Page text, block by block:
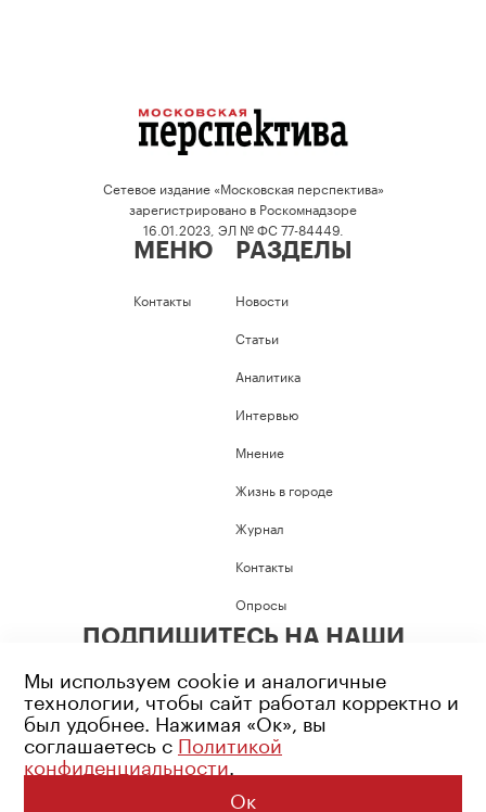
Сетевое издание «Московская перспектива»
зарегистрировано в Роскомнадзоре
16.01.2023, ЭЛ № ФС 77-84449.
МЕНЮ
Контакты
РАЗДЕЛЫ
Новости
Статьи
Аналитика
Интервью
Мнение
Жизнь в городе
Журнал
Контакты
Опросы
ПОДПИШИТЕСЬ НА НАШИ
Возрастное ограничение: 16+
Политика конфиденциальности
Мы используем cookie и аналогичные
технологии, чтобы сайт работал корректно и
был удобнее. Нажимая «Ок», вы
соглашаетесь с Политикой
конфиденциальности.
Ок